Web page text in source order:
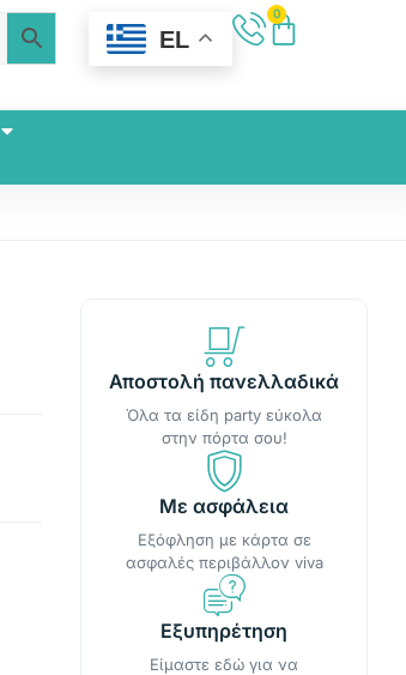
EL
0
Αποστολή πανελλαδικά
Όλα τα είδη party εύκολα
στην πόρτα σου!
Με ασφάλεια
Εξόφληση με κάρτα σε
ασφαλές περιβάλλον viva
Εξυπηρέτηση
Είμαστε εδώ για να